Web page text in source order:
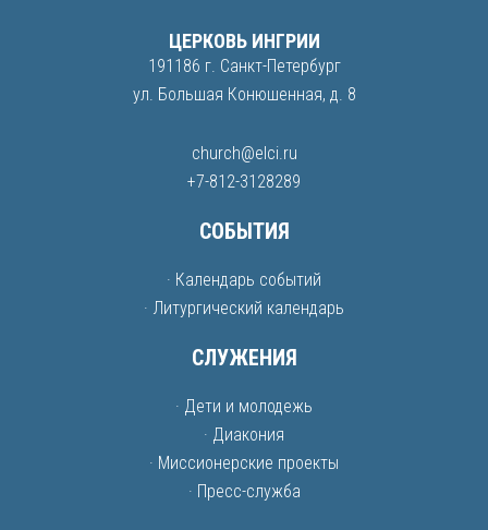
ЦЕРКОВЬ ИНГРИИ
191186 г. Санкт-Петербург
ул. Большая Конюшенная, д. 8
church@elci.ru
+7-812-3128289
СОБЫТИЯ
· Календарь событий
· Литургический календарь
СЛУЖЕНИЯ
· Дети и молодежь
· Диакония
· Миссионерские проекты
· Пресс-служба